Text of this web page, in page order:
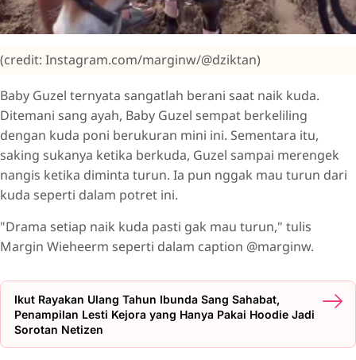
(credit: Instagram.com/marginw/@dziktan)
Baby Guzel ternyata sangatlah berani saat naik kuda.
Ditemani sang ayah, Baby Guzel sempat berkeliling
dengan kuda poni berukuran mini ini. Sementara itu,
saking sukanya ketika berkuda, Guzel sampai merengek
nangis ketika diminta turun. Ia pun nggak mau turun dari
kuda seperti dalam potret ini.
"Drama setiap naik kuda pasti gak mau turun," tulis
Margin Wieheerm seperti dalam caption @marginw.
Ikut Rayakan Ulang Tahun Ibunda Sang Sahabat,
Penampilan Lesti Kejora yang Hanya Pakai Hoodie Jadi
Sorotan Netizen